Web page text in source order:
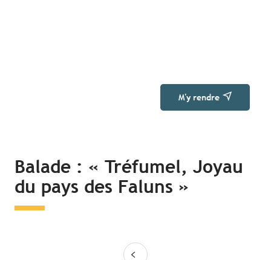
M'y rendre
Balade : « Tréfumel, Joyau
du pays des Faluns »